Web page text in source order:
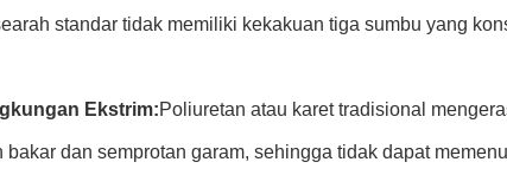
standar tidak memiliki kekakuan tiga sumbu yang
Ekstrim:Poliuretan atau karet tradisional
dan semprotan garam, sehingga tidak dapat